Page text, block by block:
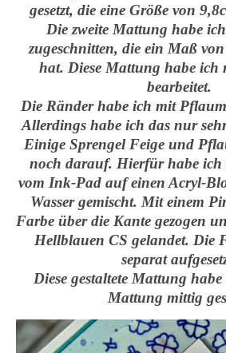
gesetzt, die eine Größe von
Die zweite Mattung habe
zugeschnitten, die ein Maß
hat. Diese Mattung habe ich
bearbeitet.
Die Ränder habe ich mit
Allerdings habe ich das nur
Einige Sprengel Feige und
noch darauf. Hierfür habe ich
vom Ink-Pad auf einen Acryl-
Wasser gemischt. Mit einem
Farbe über die Kante gezogen
Hellblauen CS gelandet. Die
separat
Diese gestaltete Mattung
Mattung mittig